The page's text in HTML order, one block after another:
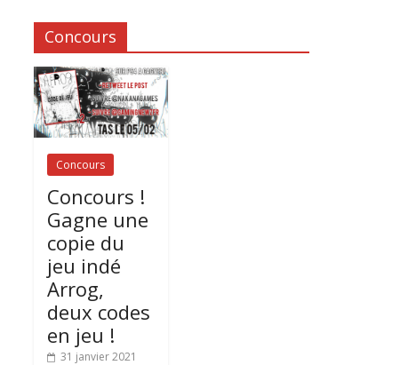
Concours
Concours
Concours !
Gagne une
copie du
jeu indé
Arrog,
deux codes
en jeu !
31 janvier 2021